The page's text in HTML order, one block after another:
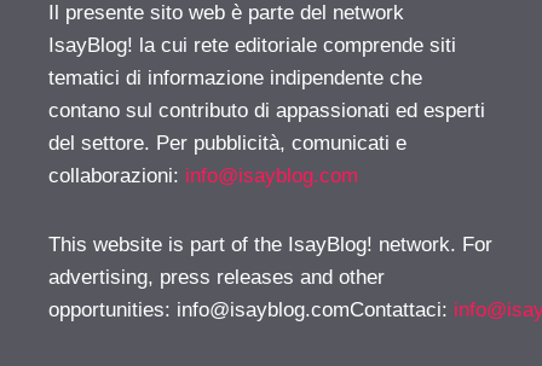
Il presente sito web è parte del network
IsayBlog! la cui rete editoriale comprende siti
tematici di informazione indipendente che
contano sul contributo di appassionati ed esperti
del settore. Per pubblicità, comunicati e
collaborazioni: info@isayblog.com
This website is part of the IsayBlog! network. For
advertising, press releases and other
opportunities: info@isayblog.comContattaci: